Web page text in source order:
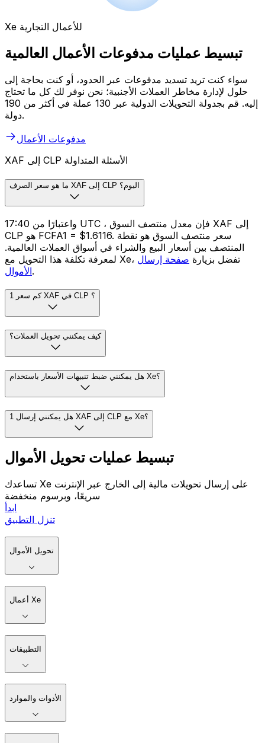
Xe للأعمال التجارية
تبسيط عمليات مدفوعات الأعمال العالمية
سواء كنت تريد تسديد مدفوعات عبر الحدود، أو كنت بحاجة إلى
حلول لإدارة مخاطر العملات الأجنبية؛ نحن نوفر لك كل ما تحتاج
إليه. قم بجدولة التحويلات الدولية عبر 130 عملة في أكثر من 190
دولة.
مدفوعات الأعمال
XAF إلى CLP الأسئلة المتداولة
ما هو سعر الصرف XAF إلى CLP اليوم؟
واعتبارًا من 17:40 UTC ، فإن معدل منتصف السوق XAF إلى
CLP هو FCFA1 = $1.6116. سعر منتصف السوق هو نقطة
المنتصف بين أسعار البيع والشراء في أسواق العملات العالمية.
لمعرفة تكلفة هذا التحويل مع Xe، تفضل بزيارة صفحة إرسال
الأموال.
كم سعر 1 XAF في CLP ؟
كيف يمكنني تحويل العملات؟
هل يمكنني ضبط تنبيهات الأسعار باستخدام Xe؟
هل يمكنني إرسال 1 XAF إلى CLP مع Xe؟
تبسيط عمليات تحويل الأموال
تساعدك Xe على إرسال تحويلات مالية إلى الخارج عبر الإنترنت
سريعًا، وبرسوم منخفضة
ابدأ
تنزل التطبيق
تحويل الأموال
أعمال Xe
التطبيقات
الأدوات والموارد